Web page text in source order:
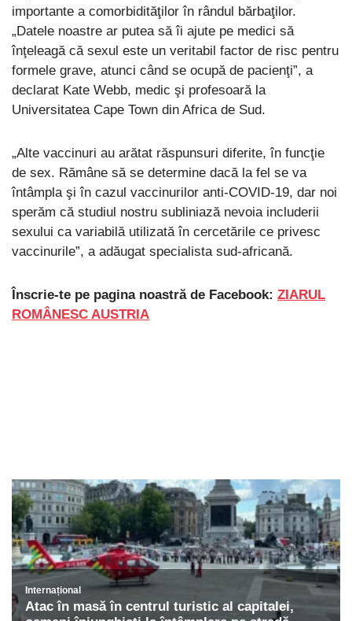
importante a comorbidităţilor în rândul bărbaţilor.
„Datele noastre ar putea să îi ajute pe medici să
înţeleagă că sexul este un veritabil factor de risc pentru
formele grave, atunci când se ocupă de pacienţi”, a
declarat Kate Webb, medic şi profesoară la
Universitatea Cape Town din Africa de Sud.
„Alte vaccinuri au arătat răspunsuri diferite, în funcţie
de sex. Rămâne să se determine dacă la fel se va
întâmpla şi în cazul vaccinurilor anti-COVID-19, dar noi
sperăm că studiul nostru subliniază nevoia includerii
sexului ca variabilă utilizată în cercetările ce privesc
vaccinurile”, a adăugat specialista sud-africană.
Înscrie-te pe pagina noastră de Facebook: ZIARUL
ROMÂNESC AUSTRIA